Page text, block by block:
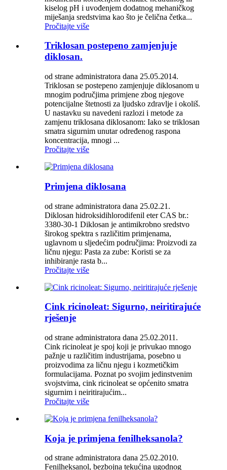
kiselog pH i uvođenjem dodatnog mehaničkog
miješanja sredstvima kao što je čelična četka...
Pročitajte više
Triklosan postepeno zamjenjuje
diklosan.
od strane administratora dana 25.05.2014.
Triklosan se postepeno zamjenjuje diklosanom u
mnogim područjima primjene zbog njegove
potencijalne štetnosti za ljudsko zdravlje i okoliš.
U nastavku su navedeni razlozi i metode za
zamjenu triklosana diklosanom: Iako se triklosan
smatra sigurnim unutar određenog raspona
koncentracija, mnogi ...
Pročitajte više
Primjena diklosana
od strane administratora dana 25.02.21.
Diklosan hidroksidihlorodifenil eter CAS br.:
3380-30-1 Diklosan je antimikrobno sredstvo
širokog spektra s različitim primjenama,
uglavnom u sljedećim područjima: Proizvodi za
ličnu njegu: Pasta za zube: Koristi se za
inhibiranje rasta b...
Pročitajte više
Cink ricinoleat: Sigurno, neiritirajuće
rješenje
od strane administratora dana 25.02.2011.
Cink ricinoleat je spoj koji je privukao mnogo
pažnje u različitim industrijama, posebno u
proizvodima za ličnu njegu i kozmetičkim
formulacijama. Poznat po svojim jedinstvenim
svojstvima, cink ricinoleat se općenito smatra
sigurnim i neiritirajućim...
Pročitajte više
Koja je primjena fenilheksanola?
od strane administratora dana 25.02.2010.
Fenilheksanol, bezbojna tekućina ugodnog